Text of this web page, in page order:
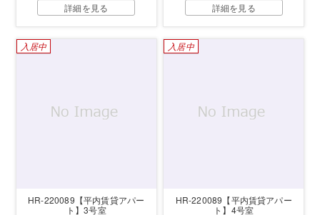
詳細を見る 詳細を見る
HR-220089【平内賃貸アパー
ト】3号室
入居中
HR-220089【平内賃貸アパー
ト】4号室
入居中